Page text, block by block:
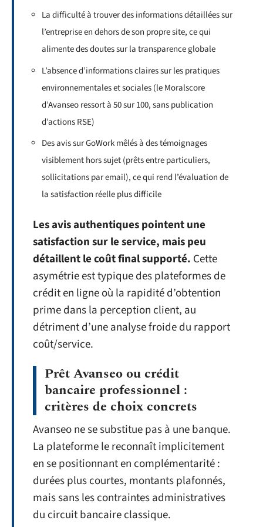
La difficulté à trouver des informations détaillées sur
l’entreprise en dehors de son propre site, ce qui
alimente des doutes sur la transparence globale
L’absence d’informations claires sur les pratiques
environnementales et sociales (le Moralscore
d’Avanseo ressort à 50 sur 100, sans publication
d’actions RSE)
Des avis sur GoWork mêlés à des témoignages
visiblement hors sujet (prêts entre particuliers,
sollicitations par email), ce qui rend l’évaluation de
la satisfaction réelle plus difficile
Les avis authentiques pointent une
satisfaction sur le service, mais peu
détaillent le coût final supporté. Cette
asymétrie est typique des plateformes de
crédit en ligne où la rapidité d’obtention
prime dans la perception client, au
détriment d’une analyse froide du rapport
coût/service.
Prêt Avanseo ou crédit
bancaire professionnel :
critères de choix concrets
Avanseo ne se substitue pas à une banque.
La plateforme le reconnaît implicitement
en se positionnant en complémentarité :
durées plus courtes, montants plafonnés,
mais sans les contraintes administratives
du circuit bancaire classique.